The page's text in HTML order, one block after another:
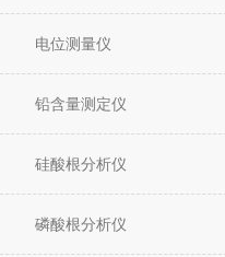
电位测量仪
铅含量测定仪
硅酸根分析仪
磷酸根分析仪